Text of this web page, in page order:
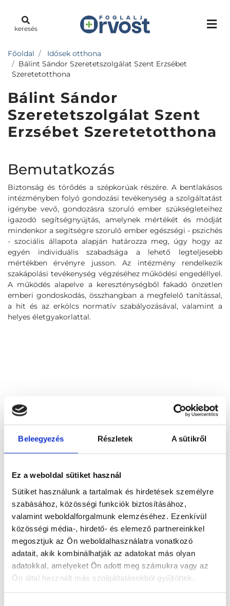
Beleegyezés Részletek A sütikről
Ez a weboldal sütiket használ
Sütiket használunk a tartalmak és hirdetések személyre
szabásához, közösségi funkciók biztosításához,
valamint weboldalforgalmunk elemzéséhez. Ezenkívül
közösségi média-, hirdető- és elemező partnereinkkel
megosztjuk az Ön weboldalhasználatra vonatkozó
adatait, akik kombinálhatják az adatokat más olyan
adatokkal, amelyeket Ön adott meg számukra vagy az
Ön által használt más szolgáltatásokból gyűjtöttek.
keresés
Főoldal
Idősek otthona
Bálint Sándor Szeretetszolgálat Szent Erzsébet
Szeretetotthona
Bálint Sándor
Szeretetszolgálat Szent
Erzsébet Szeretetotthona
Bemutatkozás
Biztonság és törődés a szépkorúak részére. A bentlakásos
intézményben folyó gondozási tevékenység a szolgáltatást
igénybe vevő, gondozásra szoruló ember szükségleteihez
igazodó segítségnyújtás, amelynek mértékét és módját
mindenkor a segítségre szoruló ember egészségi - pszichés
- szociális állapota alapján határozza meg, úgy hogy az
egyén individuális szabadsága a lehető legteljesebb
mértékben érvényre jusson. Az intézmény rendelkezik
szakápolási tevékenység végzéséhez működési engedéllyel.
A működés alapelve a kereszténységből fakadó önzetlen
emberi gondoskodás, összhangban a megfelelő tanítással,
a hit és az erkölcs normatív szabályozásával, valamint a
helyes életgyakorlattal.
Bálint Sándor Szeretetszolgálat Szent Erzsébet
5661 Újkígyós, Radnóti u. 1/1.
Foglalj időpontot megbízható
magánorvosokhoz most!